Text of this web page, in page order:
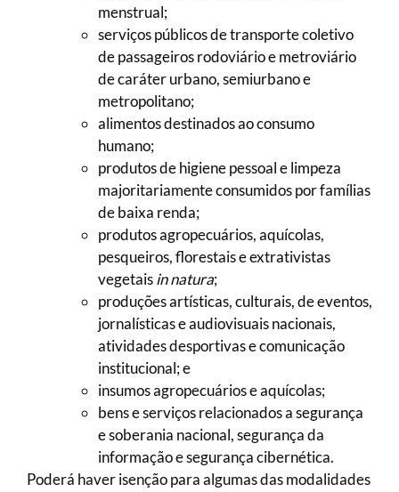
menstrual;
serviços públicos de transporte coletivo
de passageiros rodoviário e metroviário
de caráter urbano, semiurbano e
metropolitano;
alimentos destinados ao consumo
humano;
produtos de higiene pessoal e limpeza
majoritariamente consumidos por famílias
de baixa renda;
produtos agropecuários, aquícolas,
pesqueiros, florestais e extrativistas
vegetaisin natura;
produções artísticas, culturais, de eventos,
jornalísticas e audiovisuais nacionais,
atividades desportivas e comunicação
institucional; e
insumos agropecuários e aquícolas;
bens e serviços relacionados a segurança
e soberania nacional, segurança da
informação e segurança cibernética.
Poderá haver isenção para algumas das modalidades